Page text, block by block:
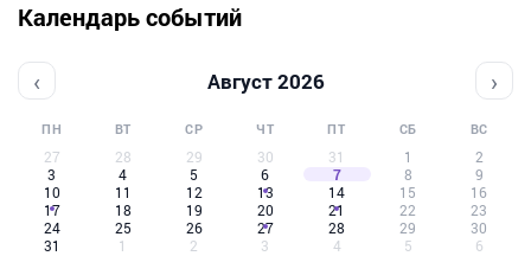
Календарь событий
‹ Август 2026 ›
ПН ВТ СР ЧТ ПТ СБ ВС
27 28 29 30 31 1
2
3
4 5 6 7 8
9
10
11 12 13 14 15
16
17
18 19 20 21 22
23
24
25 26 27 28 29
30
31
1 2 3 4 5 6